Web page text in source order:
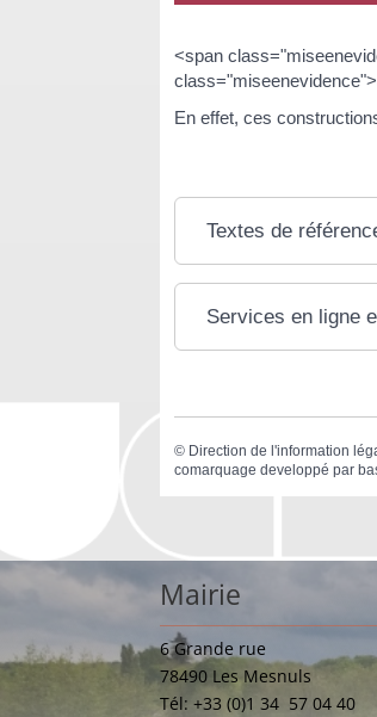
<span
En effet, ces
Textes de
Services en ligne
© Direction de l'information
comarquage developpé par
Mairie
6 Grande rue
78490 Les Mesnuls
Tél: +33 (0)1 34 57 04 40